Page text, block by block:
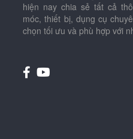
hiện nay chia sẻ tất cả
móc, thiết bị, dụng cụ
chọn tối ưu và phù hợp với